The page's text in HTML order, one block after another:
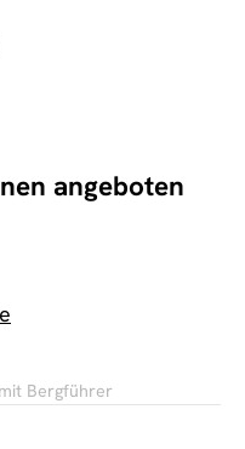
angeboten
Bergführer